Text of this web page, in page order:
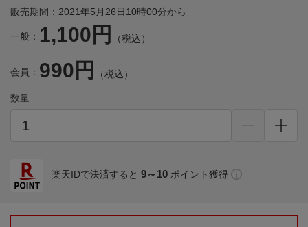
販売期間：2021年5月26日10時00分から
一般： 1,100円 （税込）
会員： 990円 （税込）
数量
楽天IDで決済すると 9～10 ポイント獲得